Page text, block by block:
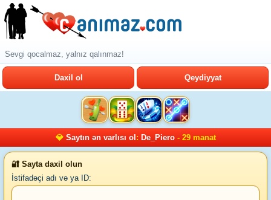
Sevgi qocalmaz, yalnız qalınmaz!
Daxil ol Qeydiyyat
💎 Saytın ən varlısı ol : De_Piero- 29 manat
🔐 Sayta daxil olun
İstifadəçi adı və ya ID: